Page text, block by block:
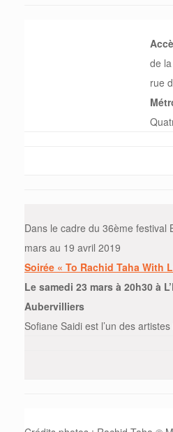
de
rue
Dans le cadre du 36ème festival
mars au 19 avril 2019
Soirée « To Rachid Taha With
Le samedi 23 mars à 20h30 à
Aubervilliers
Sofiane Saidi est l’un des